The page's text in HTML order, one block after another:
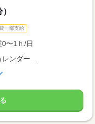
一部支給
〜1ｈ/日
ンダー...